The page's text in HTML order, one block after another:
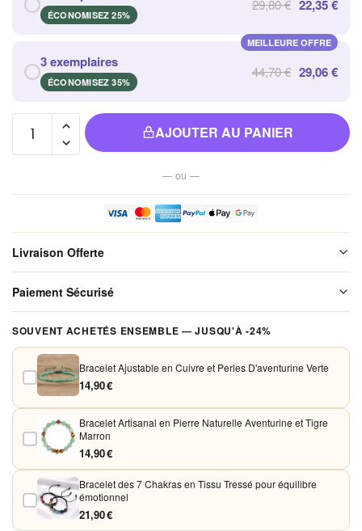
ÉCONOMISEZ 25%
29,80 € 22,35 €
MEILLEURE OFFRE
3 exemplaires
ÉCONOMISEZ 35%
44,70 € 29,06 €
quantité de
Bracelet
Cuivre
pour
L'harmonie
AJOUTER AU PANIER
— ou —
Livraison Offerte
soigneusement emballé avant expédition. Aucun frais de port, jamais.
Paiement Sécurisé
acceptons Visa, Mastercard, PayPal et Apple Pay. Aucune donnée
bancaire n'est conservée sur nos serveurs.
SOUVENT ACHETÉS ENSEMBLE — JUSQU'À -24%
Bracelet Ajustable en Cuivre et Perles D'aventurine Verte
14,90 €
Bracelet Artisanal en Pierre Naturelle Aventurine et Tigre
Marron
14,90 €
Bracelet des 7 Chakras en Tissu Tressé pour équilibre
émotionnel
21,90 €